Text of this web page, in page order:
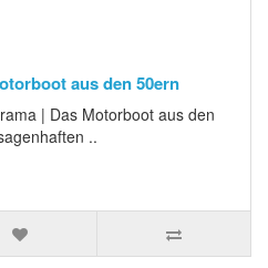
aus den 50ern
| Das Motorboot aus den
..